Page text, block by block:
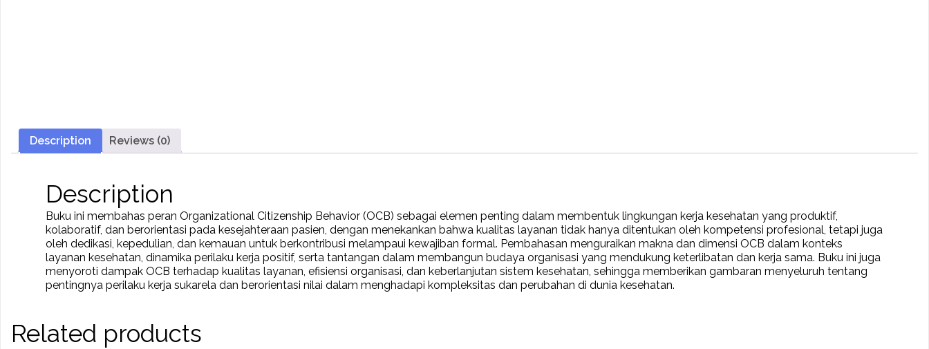
Description Reviews (0)
Description
Buku ini membahas peran Organizational Citizenship Behavior (OCB) sebagai elemen penting dalam membentuk lingkungan kerja kesehatan yang produktif,
kolaboratif, dan berorientasi pada kesejahteraan pasien, dengan menekankan bahwa kualitas layanan tidak hanya ditentukan oleh kompetensi profesional, tetapi juga
oleh dedikasi, kepedulian, dan kemauan untuk berkontribusi melampaui kewajiban formal. Pembahasan menguraikan makna dan dimensi OCB dalam konteks
layanan kesehatan, dinamika perilaku kerja positif, serta tantangan dalam membangun budaya organisasi yang mendukung keterlibatan dan kerja sama. Buku ini juga
menyoroti dampak OCB terhadap kualitas layanan, efisiensi organisasi, dan keberlanjutan sistem kesehatan, sehingga memberikan gambaran menyeluruh tentang
pentingnya perilaku kerja sukarela dan berorientasi nilai dalam menghadapi kompleksitas dan perubahan di dunia kesehatan.
Related products